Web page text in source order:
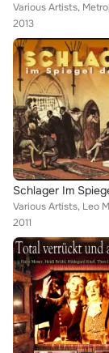
2013
2011